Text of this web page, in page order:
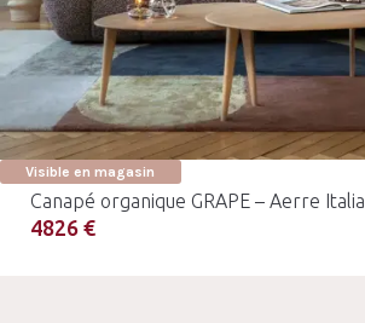
Visible en magasin
Canapé organique GRAPE – Aerre Italia
4826 €